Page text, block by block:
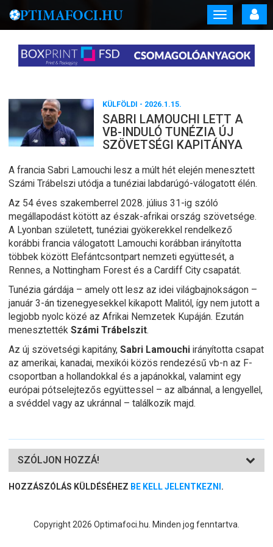
Toggle
navigation
KÜLFÖLDI - 2026.1.15.
SABRI LAMOUCHI LETT A
VB-INDULÓ TUNÉZIA ÚJ
SZÖVETSÉGI KAPITÁNYA
A francia Sabri Lamouchi lesz a múlt hét elején menesztett
Számi Trábelszi utódja a tunéziai labdarúgó-válogatott élén.
Az 54 éves szakemberrel 2028. július 31-ig szóló
megállapodást kötött az észak-afrikai ország szövetsége.
A Lyonban született, tunéziai gyökerekkel rendelkező
korábbi francia válogatott Lamouchi korábban irányította
többek között Elefántcsontpart nemzeti együttesét, a
Rennes, a Nottingham Forest és a Cardiff City csapatát.
Tunézia gárdája – amely ott lesz az idei világbajnokságon –
január 3-án tizenegyesekkel kikapott Malitól, így nem jutott a
legjobb nyolc közé az Afrikai Nemzetek Kupáján. Ezután
menesztették Számi Trábelszit.
Az új szövetségi kapitány, Sabri Lamouchi irányította csapat
az amerikai, kanadai, mexikói közös rendezésű vb-n az F-
csoportban a hollandokkal és a japánokkal, valamint egy
európai pótselejtezős együttessel – az albánnal, a lengyellel,
a svéddel vagy az ukránnal – találkozik majd.
SZÓLJON HOZZÁ!
HOZZÁSZÓLÁS KÜLDÉSÉHEZ BE KELL JELENTKEZNI .
Copyright 2026 Optimafoci.hu. Minden jog fenntartva.